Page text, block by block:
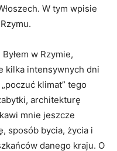
W tym wpisie
w Rzymie,
kilka intensywnych dni
klimat” tego
architekturę
mnie jeszcze
sposób bycia, życia i
danego kraju. O